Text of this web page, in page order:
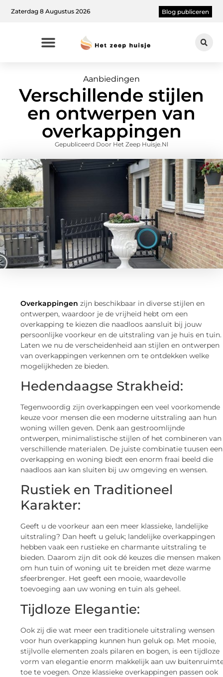
Zaterdag 8 Augustus 2026 Blog publiceren
Aanbiedingen
Verschillende stijlen
en ontwerpen van
overkappingen
Gepubliceerd Door Het Zeep Huisje.nl
Overkappingenzijn beschikbaar in diverse stijlen en
ontwerpen, waardoor je de vrijheid hebt om een
overkapping te kiezen die naadloos aansluit bij jouw
persoonlijke voorkeur en de uitstraling van je huis en tuin.
Laten we nu de verscheidenheid aan stijlen en ontwerpen
van overkappingen verkennen om te ontdekken welke
mogelijkheden ze bieden.
Hedendaagse Strakheid:
Tegenwoordig zijn overkappingen een veel voorkomende
keuze voor mensen die een moderne uitstraling aan hun
woning willen geven. Denk aan gestroomlijnde
ontwerpen, minimalistische stijlen of het combineren van
verschillende materialen. De juiste combinatie tuusen een
overkapping en woning biedt een enorm fraai beeld die
naadloos aan kan sluiten bij uw omgeving en wensen.
Rustiek en Traditioneel
Karakter:
Geeft u de voorkeur aan een meer klassieke, landelijke
uitstraling? Dan heeft u geluk; landelijke overkappingen
hebben vaak een rustieke en charmante uitstraling te
bieden. Daarom zijn dit ook dé keuzes die mensen maken
om hun tuin of woning uit te breiden met deze warme
sfeerbrenger. Het geeft een mooie, waardevolle
toevoeging aan uw woning en tuin als geheel.
Tijdloze Elegantie:
Ook zij die wat meer een traditionele uitstraling wensen
voor hun overkapping kunnen hun geluk op. Met mooie,
stijlvolle elementen zoals pilaren en bogen, is een tijdloze
vorm van elegantie enorm makkelijk aan uw
toe te voegen. Onze klassieke overkappingen passen ook